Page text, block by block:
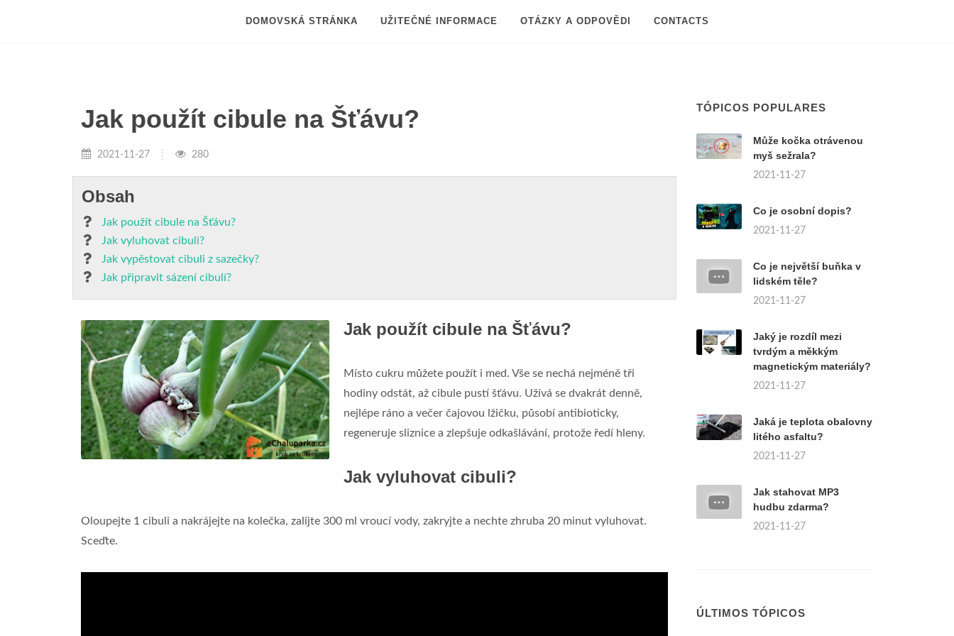
DOMOVSKÁ STRÁNKA UŽITEČNÉ INFORMACE OTÁZKY A ODPOVĚDI CONTACTS
Jak použít cibule na Šťávu?
2021-11-27 280
Obsah
Jak použít cibule na Šťávu?
Jak vyluhovat cibuli?
Jak vypěstovat cibuli z sazečky?
Jak připravit sázení cibulí?
Jak použít cibule na Šťávu?
Místo cukru můžete použít i med. Vše se nechá nejméně tři
hodiny odstát, až cibule pustí šťávu. Užívá se dvakrát denně,
nejlépe ráno a večer čajovou lžičku, působí antibioticky,
regeneruje sliznice a zlepšuje odkašlávání, protože ředí hleny.
Jak vyluhovat cibuli?
Oloupejte 1 cibuli a nakrájejte na kolečka, zalijte 300 ml vroucí vody, zakryjte a nechte zhruba 20 minut vyluhovat.
Sceďte.
TÓPICOS POPULARES
Může kočka otrávenou
myš sežrala?
2021-11-27
Co je osobní dopis?
2021-11-27
Co je největší buňka v
lidském těle?
2021-11-27
Jaký je rozdíl mezi
tvrdým a měkkým
magnetickým materiály?
2021-11-27
Jaká je teplota obalovny
litého asfaltu?
2021-11-27
Jak stahovat MP3
hudbu zdarma?
2021-11-27
ÚLTIMOS TÓPICOS